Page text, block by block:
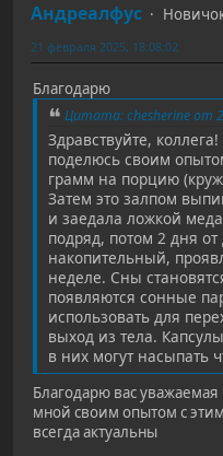
Андреалфус
21 февраля 2025, 18:08:02
Благодарю
Цитата: chesherine от
Здравствуйте,
поделюсь своим
грамм на порцию
Затем это залпом
и заедала ложкой
подряд, потом 2 дня
накопительный,
неделе. Сны
появляются сонные
использовать для
выход из тела.
в них могут насыпать
Благодарю вас уважаемая
мной своим опытом с
всегда актуальны